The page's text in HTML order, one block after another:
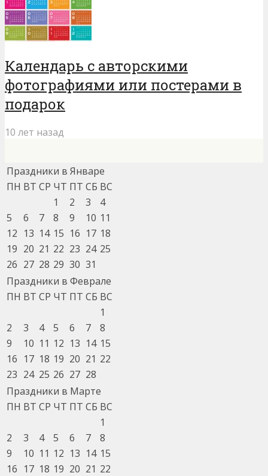
Календарь с авторскими
фотографиями или постерами в
подарок
10 лет назад
Праздники в Январе
ПН ВТ СР ЧТ ПТ СБ ВС
1
2 3
4
5
6 7 8 9 10 11
12 13 14 15 16 17 18
19 20 21 22 23 24 25
26 27 28 29 30 31
Праздники в Феврале
ПН ВТ СР ЧТ ПТ СБ ВС
1
2
3 4 5 6 7
8
9
10 11 12 13 14 15
16 17 18 19 20 21 22
23 24 25 26 27 28
Праздники в Марте
ПН ВТ СР ЧТ ПТ СБ ВС
1
2
3 4 5 6 7
8
9
10 11 12 13 14 15
16 17 18 19 20 21 22